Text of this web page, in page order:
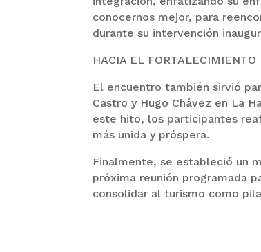
conocernos mejor, para
durante su intervención
HACIA EL FORTALECIMIENTO
El encuentro también sirvió
Castro y Hugo Chávez en La
este hito, los participantes
más unida y próspera.
Finalmente, se estableció un
próxima reunión programada
consolidar al turismo como